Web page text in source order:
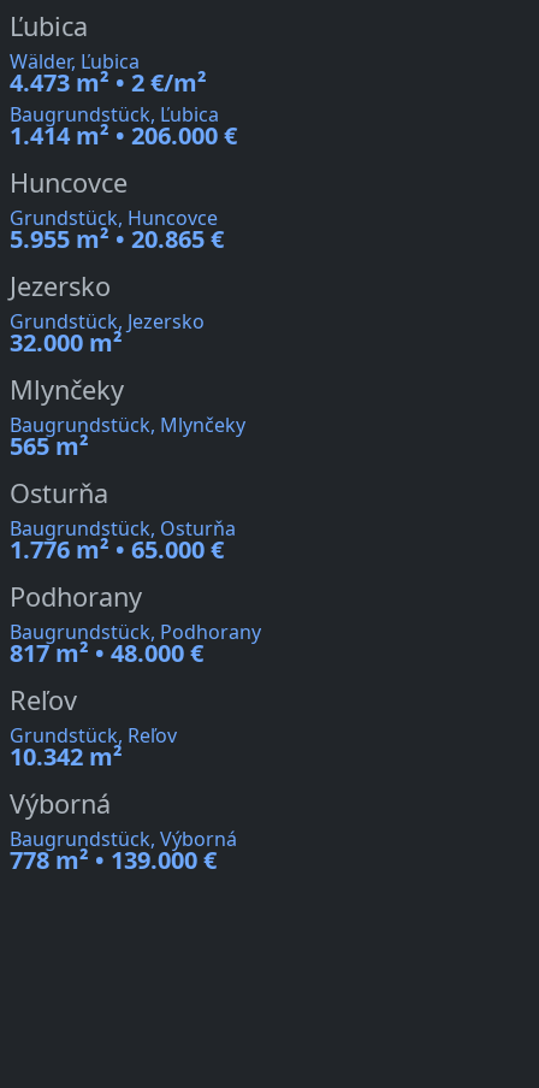
Ľubica
Wälder, Ľubica
4.473 m² • 2 €/m²
Baugrundstück, Ľubica
1.414 m² • 206.000 €
Huncovce
Grundstück, Huncovce
5.955 m² • 20.865 €
Jezersko
Grundstück, Jezersko
32.000 m²
Mlynčeky
Baugrundstück, Mlynčeky
565 m²
Osturňa
Baugrundstück, Osturňa
1.776 m² • 65.000 €
Podhorany
Baugrundstück, Podhorany
817 m² • 48.000 €
Reľov
Grundstück, Reľov
10.342 m²
Výborná
Baugrundstück, Výborná
778 m² • 139.000 €